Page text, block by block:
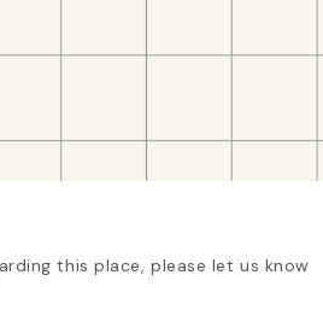
this place, please let us know